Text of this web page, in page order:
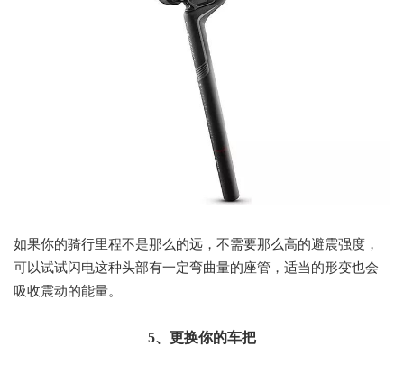
如果你的骑行里程不是那么的远，不需要那么高的避震强度，
可以试试闪电这种头部有一定弯曲量的座管，适当的形变也会
吸收震动的能量。
5、更换你的车把